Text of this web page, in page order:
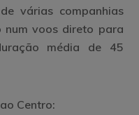
várias companhias
num voos direto para
média de 45
Centro: